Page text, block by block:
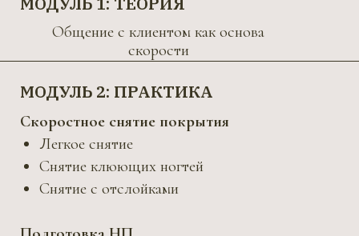
Покрытие «плешивым» цветом — быстрое
выравнивание плотности оттенка
чёткие контуры ногтей, без «плюх»
МОДУЛЬ 4: ПРАКТИКА
Техника скоростного френча
работу от снятия до покрытия топом
БОНУС